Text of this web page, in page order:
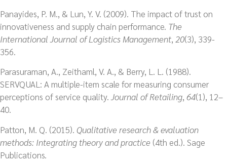
Panayides, P. M., & Lun, Y. V. (2009). The impact of trust on
innovativeness and supply chain performance. The
International Journal of Logistics Management, 20(3), 339-
356.
Parasuraman, A., Zeithaml, V. A., & Berry, L. L. (1988).
SERVQUAL: A multiple-item scale for measuring consumer
perceptions of service quality. Journal of Retailing, 64(1), 12–
40.
Patton, M. Q. (2015). Qualitative research & evaluation
methods: Integrating theory and practice (4th ed.). Sage
Publications.